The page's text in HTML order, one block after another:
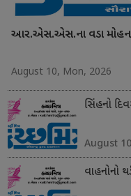
આર.એસ.એસ.ના વડા મોહન
August 10, Mon, 2026
સિંહનો
August
વાહનોનો